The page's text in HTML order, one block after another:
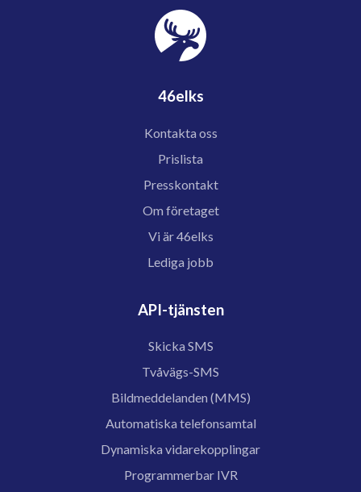
46elks
Kontakta oss
Prislista
Presskontakt
Om företaget
Vi är 46elks
Lediga jobb
API-tjänsten
Skicka SMS
Tvåvägs-SMS
Bildmeddelanden (MMS)
Automatiska telefonsamtal
Dynamiska vidarekopplingar
Programmerbar IVR